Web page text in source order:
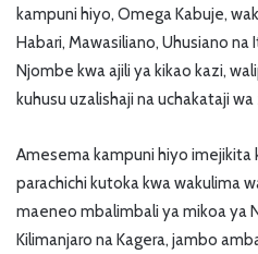
kampuni hiyo, Omega Kabuje,
Habari, Mawasiliano, Uhusiano
Njombe kwa ajili ya kikao kazi,
kuhusu uzalishaji na uchakataji
Amesema kampuni hiyo imejikita
parachichi kutoka kwa wakulima
maeneo mbalimbali ya mikoa ya
Kilimanjaro na Kagera, jambo